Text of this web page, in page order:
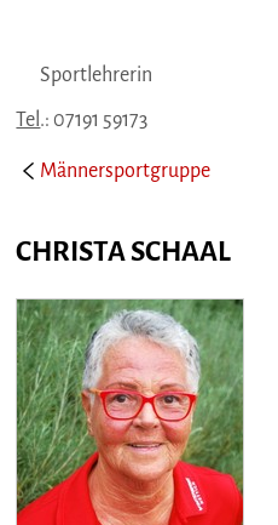
Sportlehrerin
Tel .: 07191 59173
Männersportgruppe
CHRISTA SCHAAL